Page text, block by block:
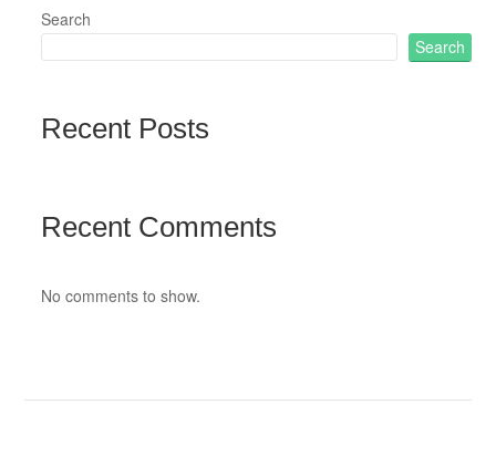
Search
Search
Recent Posts
Recent Comments
No comments to show.